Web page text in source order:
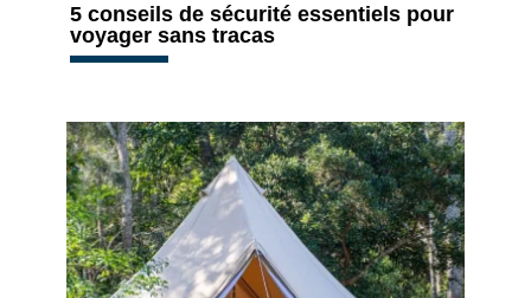
5 conseils de sécurité essentiels pour
voyager sans tracas